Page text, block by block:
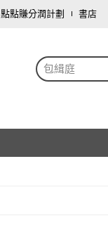
點點賺分潤計劃 書店
包緝庭